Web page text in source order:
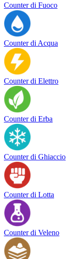
Counter di Fuoco
Counter di Acqua
Counter di Elettro
Counter di Erba
Counter di Ghiaccio
Counter di Lotta
Counter di Veleno